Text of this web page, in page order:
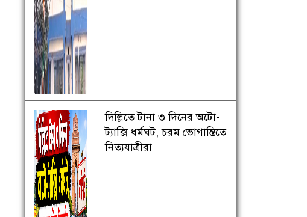
দিল্লিতে টানা ৩ দিনের অটো-
ট্যাক্সি ধর্মঘট, চরম ভোগান্তিতে
নিত্যযাত্রীরা